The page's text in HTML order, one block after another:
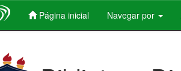
Página inicial Navegar por